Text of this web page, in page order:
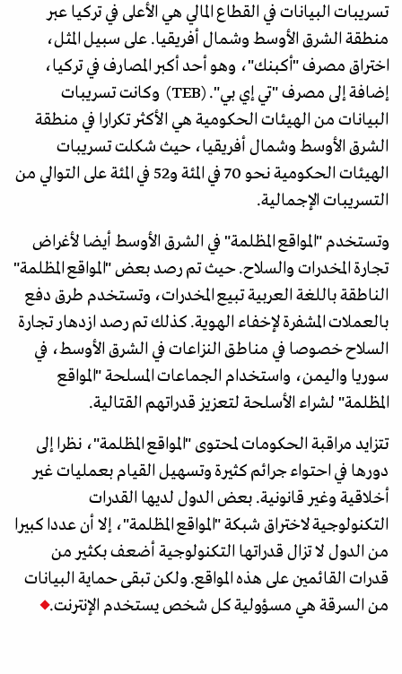
تسريبات البيانات في القطاع المالي هي الأعلى في تركيا عبر
منطقة الشرق الأوسط وشمال أفريقيا. على سبيل المثل،
اختراق مصرف "أكبنك"، وهو أحد أكبر المصارف في تركيا،
إضافة إلى مصرف "تي إي بي". (TEB) وكانت تسريبات
البيانات من الهيئات الحكومية هي الأكثر تكرارا في منطقة
الشرق الأوسط وشمال أفريقيا، حيث شكلت تسريبات
الهيئات الحكومية نحو 70 في المئة و52 في المئة على التوالي من
التسريبات الإجمالية.
وتستخدم "المواقع المظلمة" في الشرق الأوسط أيضا لأغراض
تجارة المخدرات والسلاح. حيث تم رصد بعض "المواقع المظلمة"
الناطقة باللغة العربية تبيع المخدرات، وتستخدم طرق دفع
بالعملات المشفرة لإخفاء الهوية. كذلك تم رصد ازدهار تجارة
السلاح خصوصا في مناطق النزاعات في الشرق الأوسط، في
سوريا واليمن، واستخدام الجماعات المسلحة "المواقع
المظلمة" لشراء الأسلحة لتعزيز قدراتهم القتالية.
تتزايد مراقبة الحكومات لمحتوى "المواقع المظلمة"، نظرا إلى
دورها في احتواء جرائم كثيرة وتسهيل القيام بعمليات غير
أخلاقية وغير قانونية. بعض الدول لديها القدرات
التكنولوجية لاختراق شبكة "المواقع المظلمة"، إلا أن عددا كبيرا
من الدول لا تزال قدراتها التكنولوجية أضعف بكثير من
قدرات القائمين على هذه المواقع. ولكن تبقى حماية البيانات
من السرقة هي مسؤولية كل شخص يستخدم الإنترنت.